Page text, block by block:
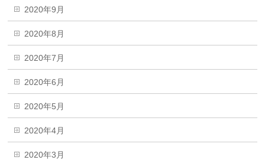
2020年9月
2020年8月
2020年7月
2020年6月
2020年5月
2020年4月
2020年3月